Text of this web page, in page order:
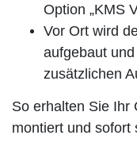
Option „KMS
Vor Ort wird
aufgebaut
zusätzlichen
So erhalten Sie Ihr
montiert und sofort